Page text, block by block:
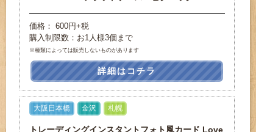
価格： 600円+税
購入制限数：お1人様3個まで
※種類によっては販売しないものがあります
詳細はコチラ
大阪日本橋 金沢 札幌
トレーディングインスタントフォト風カード Love